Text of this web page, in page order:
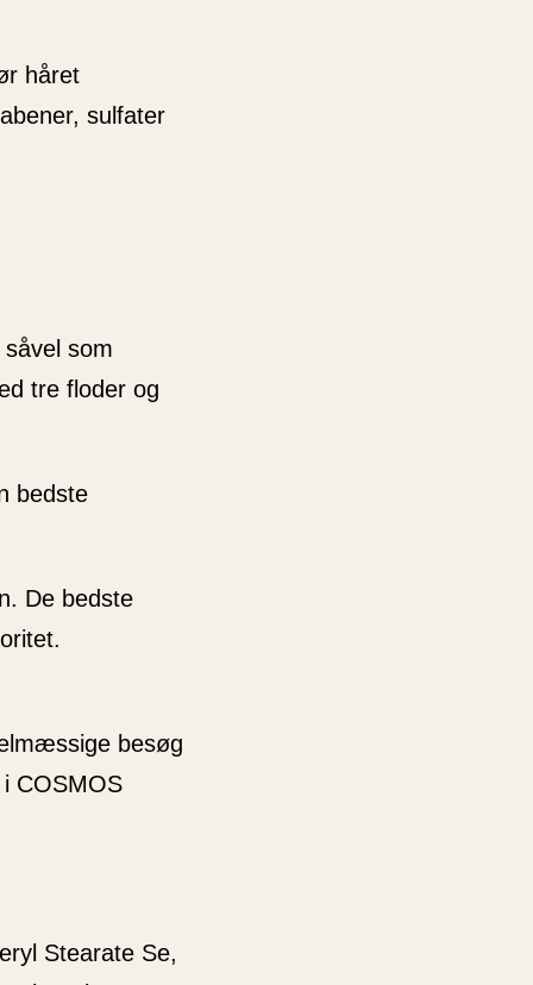
håret
sulfater
som
tre floder og
bedste
De bedste
besøg
COSMOS
Stearate Se,